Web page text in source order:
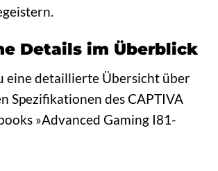
Details im Überblick
eine detaillierte Übersicht über
Spezifikationen des CAPTIVA
»Advanced Gaming I81-